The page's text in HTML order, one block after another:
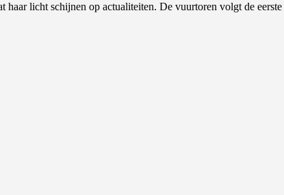
licht schijnen op actualiteiten. De vuurtoren volgt de eerste